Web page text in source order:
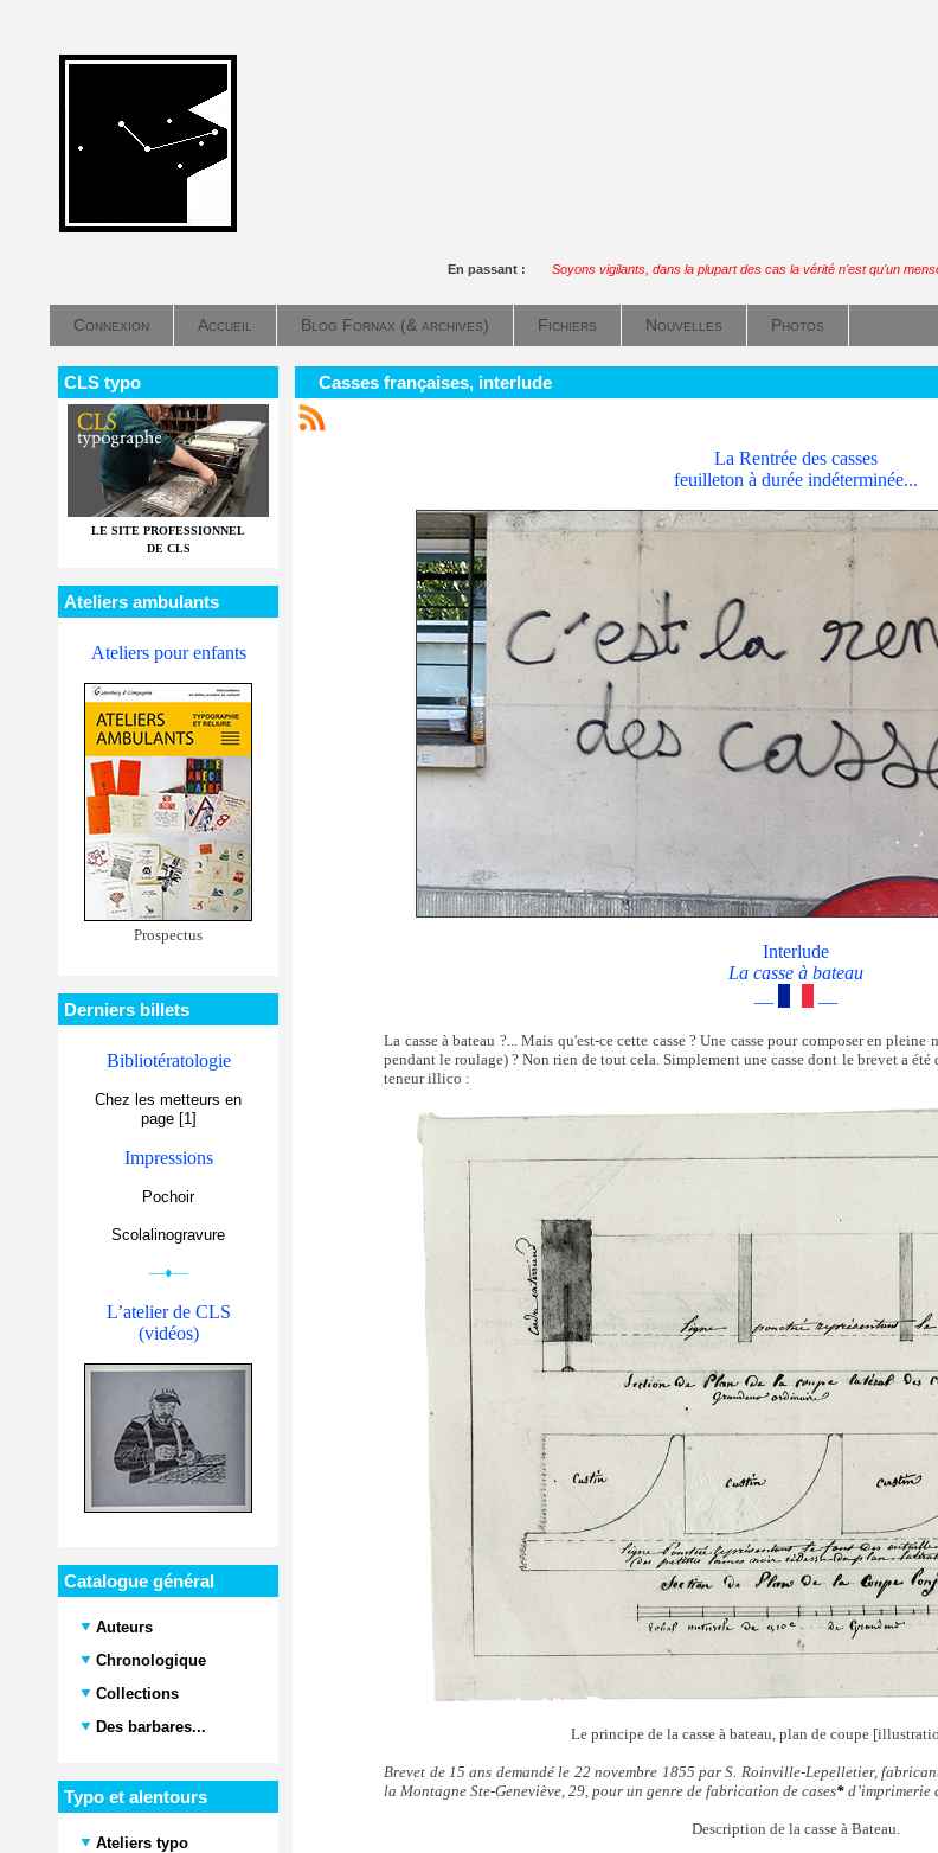
En passant : Soyons vigilants, dans la plupart des cas la vérité n'est qu'un
Connexion Accueil Blog Fornax (& archives) Fichiers Nouvelles Photos
CLS typo
LE SITE PROFESSIONNEL
DE CLS
Ateliers ambulants
Ateliers pour enfants
Prospectus
Derniers billets
Bibliotératologie
Chez les metteurs en
page [1]
Impressions
Pochoir
Scolalinogravure
—♦—
L’atelier de CLS
(vidéos)
Catalogue général
Auteurs
Chronologique
Collections
Des barbares...
Typo et alentours
Ateliers typo
Casses françaises, interlude
La Rentrée des casses
feuilleton à durée indéterminée...
Interlude
La casse à bateau
—
—
La casse à bateau ?... Mais qu'est-ce cette casse ? Une casse pour composer en
pendant le roulage) ? Non rien de tout cela. Simplement une casse dont le brevet a
teneur illico :
Le principe de la casse à bateau, plan de coupe
Brevet de 15 ans demandé le 22 novembre 1855 par S. Roinville-Lepelletier,
la Montagne Ste-Geneviève, 29, pour un genre de fabrication de cases* d’imprimerie
Description de la casse à Bateau.